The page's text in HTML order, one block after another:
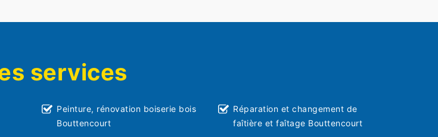
services
Peinture, rénovation boiserie bois
Bouttencourt
Réparation et changement de
faîtière et faîtage Bouttencourt